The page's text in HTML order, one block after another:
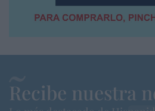
Recibe nuestra